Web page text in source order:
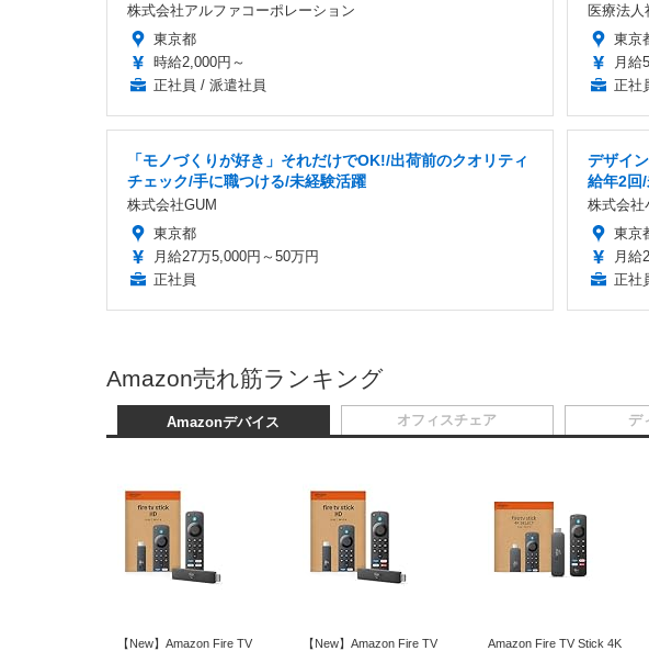
株式会社アルファコーポレーション
東京都
時給2,000円～
正社員 / 派遣社員
医療法人
東京
月給
正社
「モノづくりが好き」それだけでOK!/出荷前のクオリティ
チェック/手に職つける/未経験活躍
株式会社GUM
東京都
月給27万5,000円～50万円
正社員
デザイ
給年2回
株式会社
東京
月給
正社
Amazon売れ筋ランキング
Amazonデバイス
【New】Amazon Fire TV
【New】Amazon Fire TV
Amazon Fire TV Stick 4K
オフィスチェア デ